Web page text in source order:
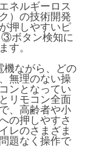
ネルギーロス
）の技術開発
押しやすいピ
③ボタン検知に
す。
機ながら、どの
無理のない操
ンとなってい
リモコン全面
、高齢者や小
の押しやすさ
レのさまざま
題なく操作で